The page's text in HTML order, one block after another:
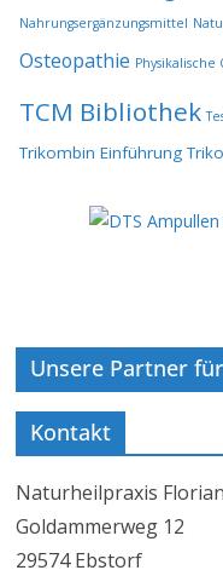
Nahrungsergänzungsmittel
Osteopathie
TCM Bibliothek
Trikombin Einführung
Unsere Partner
Kontakt
Naturheilpraxis
Goldammerweg 12
29574 Ebstorf